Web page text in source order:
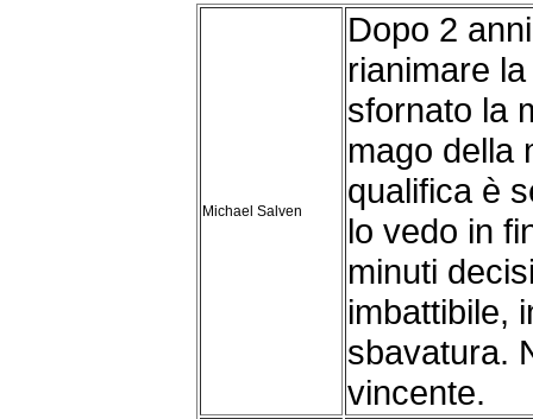
Michael Salven
Dopo 2
rianimare
sfornato la
mago della
qualifica è
lo vedo in
minuti
imbattibile,
sbavatura.
vincente.